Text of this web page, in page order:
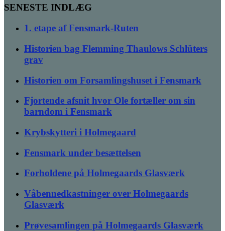
SENESTE INDLÆG
1. etape af Fensmark-Ruten
Historien bag Flemming Thaulows Schlüters
grav
Historien om Forsamlingshuset i Fensmark
Fjortende afsnit hvor Ole fortæller om sin
barndom i Fensmark
Krybskytteri i Holmegaard
Fensmark under besættelsen
Forholdene på Holmegaards Glasværk
Våbennedkastninger over Holmegaards
Glasværk
Prøvesamlingen på Holmegaards Glasværk